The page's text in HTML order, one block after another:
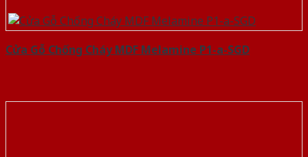
Cửa Gỗ Chống Cháy MDF Melamine P1-a-SGD